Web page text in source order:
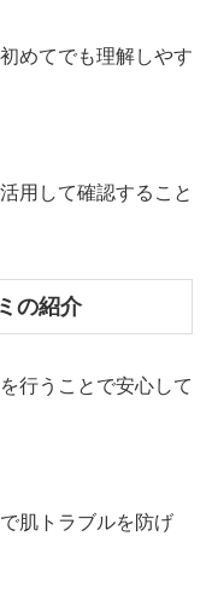
めてでも理解しやす
用して確認すること
の紹介
行うことで安心して
肌トラブルを防げ